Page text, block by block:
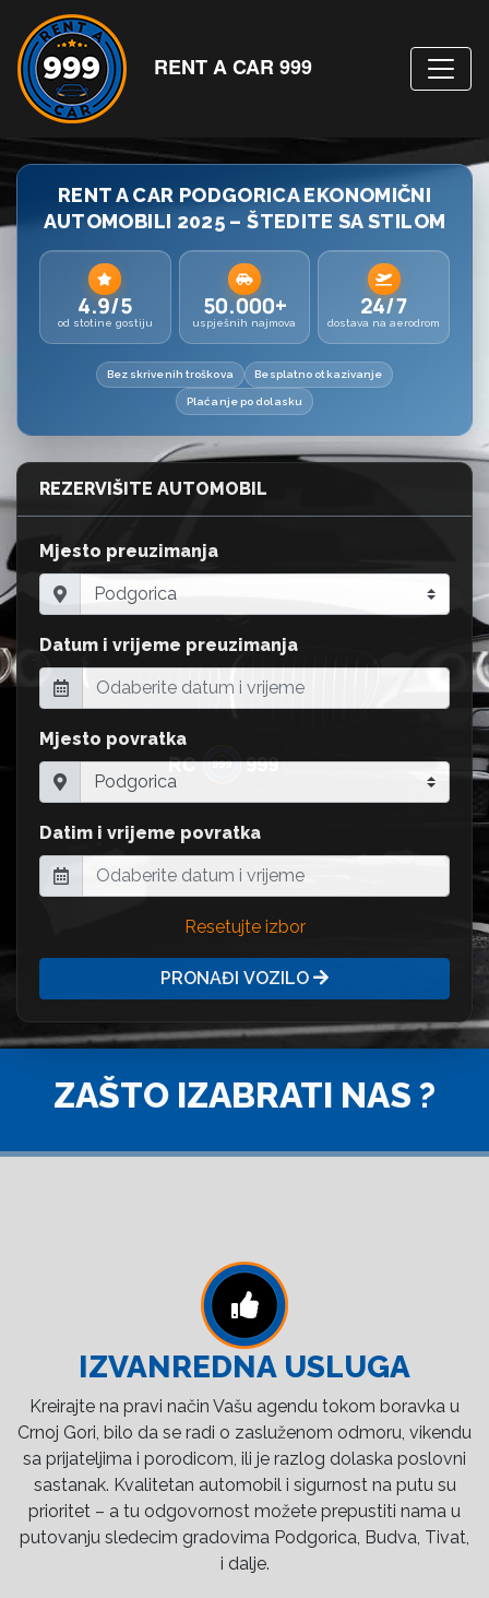
RENT A CAR 999
RENT A CAR PODGORICA EKONOMIČNI
AUTOMOBILI 2025 – ŠTEDITE SA STILOM
4.9/5
od stotine gostiju
50.000+
uspješnih najmova
24/7
dostava na aerodrom
Bez skrivenih troškova Besplatno otkazivanje
Plaćanje po dolasku
REZERVIŠITE AUTOMOBIL
Mjesto preuzimanja
Datum i vrijeme preuzimanja
Mjesto povratka
Datim i vrijeme povratka
Resetujte izbor
PRONAĐI VOZILO
ZAŠTO IZABRATI NAS ?
IZVANREDNA USLUGA
Kreirajte na pravi način Vašu agendu tokom boravka u
Crnoj Gori, bilo da se radi o zasluženom odmoru, vikendu
sa prijateljima i porodicom, ili je razlog dolaska poslovni
sastanak. Kvalitetan automobil i sigurnost na putu su
prioritet – a tu odgovornost možete prepustiti nama u
putovanju sledecim gradovima Podgorica, Budva, Tivat,
i dalje.